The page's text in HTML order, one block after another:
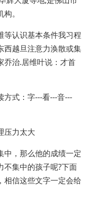
。
等认识基本条件我习程
西越旦注意力涣散或集
乔治.居维叶说：才首
方式：字---看---音---
压力太大
中，那么他的成绩一定
不集中的孩子呢?下面
相信这些文字一定会给